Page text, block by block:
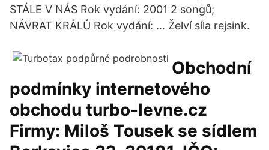
STÁLE V NÁS Rok vydání: 2001 2 songů;
NÁVRAT KRÁLŮ Rok vydání: … Želví síla rejsink.
Obchodní
podmínky internetového
obchodu turbo-levne.cz
Firmy: Miloš Tousek se sídlem